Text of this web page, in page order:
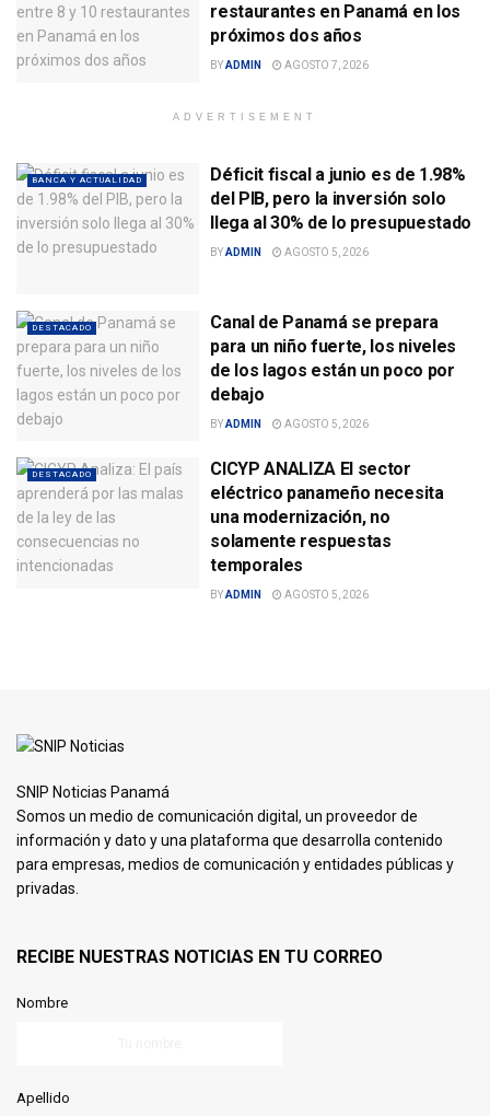
restaurantes en Panamá en los
próximos dos años
BYADMIN AGOSTO 7, 2026
ADVERTISEMENT
BANCA Y ACTUALIDAD
Déficit fiscal a junio es de 1.98%
del PIB, pero la inversión solo
llega al 30% de lo presupuestado
BYADMIN AGOSTO 5, 2026
DESTACADO
Canal de Panamá se prepara
para un niño fuerte, los niveles
de los lagos están un poco por
debajo
BYADMIN AGOSTO 5, 2026
DESTACADO
CICYP ANALIZA El sector
eléctrico panameño necesita
una modernización, no
solamente respuestas
temporales
BYADMIN AGOSTO 5, 2026
SNIP Noticias Panamá
Somos un medio de comunicación digital, un proveedor de
información y dato y una plataforma que desarrolla contenido
para empresas, medios de comunicación y entidades públicas y
privadas.
RECIBE NUESTRAS NOTICIAS EN TU CORREO
Nombre
Apellido